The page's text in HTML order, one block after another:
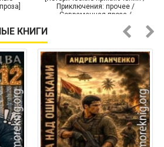
Приключения: прочее /
Современная проза /
КНИГИ